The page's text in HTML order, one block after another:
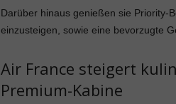
Darüber hinaus genießen sie Priority-
einzusteigen, sowie eine bevorzugte
Air France steigert
Premium-Kabine